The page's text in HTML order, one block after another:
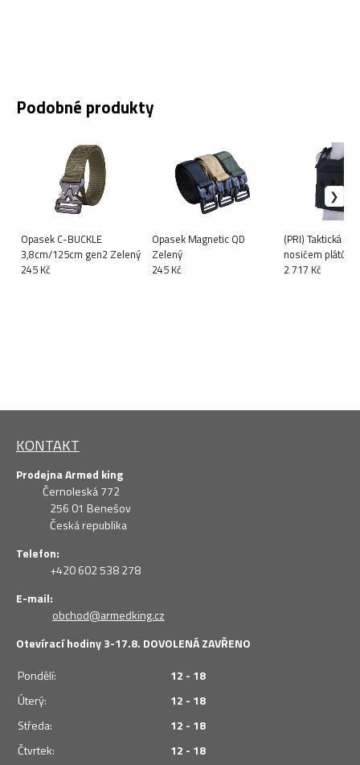
Podobné produkty
Opasek C-BUCKLE
3,8cm/125cm gen2 Zelený
245 Kč
Opasek Magnetic QD
Zelený
245 Kč
(PRI) Taktická
nosičem plátů Blast Plate -
Black - Primal
2 717 Kč
KONTAKT
Prodejna Armed king
Černoleská 772
256 01 Benešov
Česká republika
Telefon:
+420 602 538 278
E-mail:
obchod@armedking.cz
Otevírací hodiny 3-17.8. DOVOLENÁ ZAVŘENO
Pondělí:
12 - 18
Úterý:
12 - 18
Středa:
12 - 18
Čtvrtek:
12 - 18